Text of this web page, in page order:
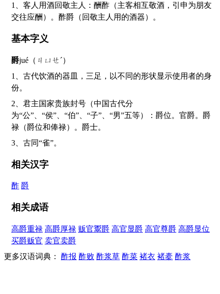
1、客人用酒回敬主人：酬酢（主客相互敬酒，引申为朋友
交往应酬）。酢爵（回敬主人用的酒器）。
基本字义
爵jué（ㄐㄩㄝˊ）
1、古代饮酒的器皿，三足，以不同的形状显示使用者的身
份。
2、君主国家贵族封号（中国古代分
为“公”、“侯”、“伯”、“子”、“男”五等）：爵位。官爵。爵
禄（爵位和俸禄）。爵士。
3、古同“雀”。
相关汉字
酢 爵
相关成语
高爵重禄 高爵厚禄 贩官鬻爵 高官显爵 高官尊爵 高爵显位
买爵贩官 卖官卖爵
更多汉语词典： 酢报 酢败 酢浆草 酢菜 褚衣 褚橐 酢浆